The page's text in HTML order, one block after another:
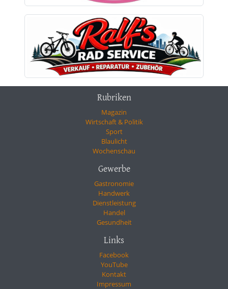
Rubriken
Magazin
Wirtschaft & Politik
Sport
Blaulicht
Wochenschau
Gewerbe
Gastronomie
Handwerk
Dienstleistung
Handel
Gesundheit
Links
Facebook
YouTube
Kontakt
Impressum